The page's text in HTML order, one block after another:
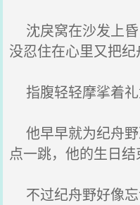
沈戾窝在沙发上昏
没忍住在心里又把纪
指腹轻轻摩挲着礼
他早早就为纪舟
点一跳，他的生日结
不过纪舟野好像忘